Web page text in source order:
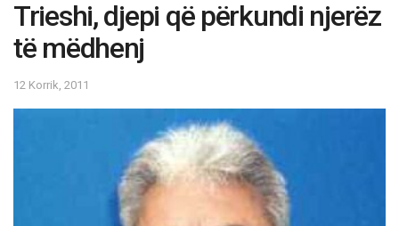
Trieshi, djepi që përkundi njerëz
të mëdhenj
12 Korrik, 2011